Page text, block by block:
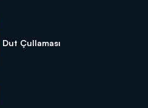
Dut Çullaması